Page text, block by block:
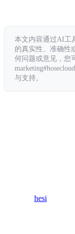
本文内容通过AI工
的真实性、准确性
何问题或意见，您
与支持。
hesi